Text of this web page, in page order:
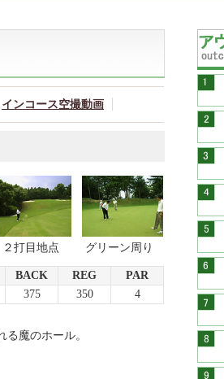
インコース空撮動画
２打目地点 グリーン周り
BACK REG
PAR
375 350 4
る魔のホール。